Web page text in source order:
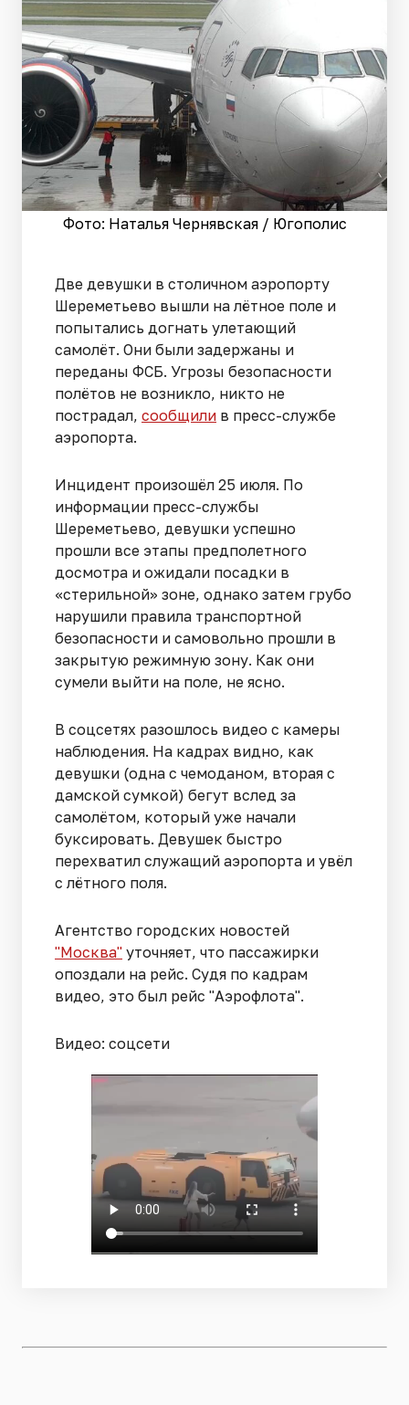
Фото: Наталья Чернявская / Югополис
Две девушки в столичном аэропорту
Шереметьево вышли на лётное поле и
попытались догнать улетающий
самолёт. Они были задержаны и
переданы ФСБ. Угрозы безопасности
полётов не возникло, никто не
пострадал, сообщили в пресс-службе
аэропорта.
Инцидент произошёл 25 июля. По
информации пресс-службы
Шереметьево, девушки успешно
прошли все этапы предполетного
досмотра и ожидали посадки в
«стерильной» зоне, однако затем грубо
нарушили правила транспортной
безопасности и самовольно прошли в
закрытую режимную зону. Как они
сумели выйти на поле, не ясно.
В соцсетях разошлось видео с камеры
наблюдения. На кадрах видно, как
девушки (одна с чемоданом, вторая с
дамской сумкой) бегут вслед за
самолётом, который уже начали
буксировать. Девушек быстро
перехватил служащий аэропорта и увёл
с лётного поля.
Агентство городских новостей
"Москва" уточняет, что пассажирки
опоздали на рейс. Судя по кадрам
видео, это был рейс "Аэрофлота".
Видео: соцсети